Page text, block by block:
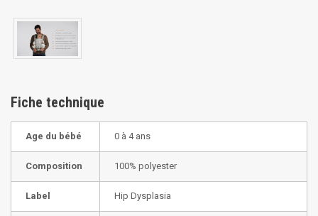
Fiche technique
Age du bébé 0 à 4 ans
Composition 100% polyester
Label Hip Dysplasia